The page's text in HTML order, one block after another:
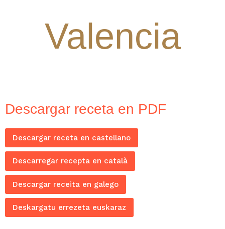
Valencia
Descargar receta en PDF
Descargar receta en castellano
Descarregar recepta en català
Descargar receita en galego
Deskargatu errezeta euskaraz